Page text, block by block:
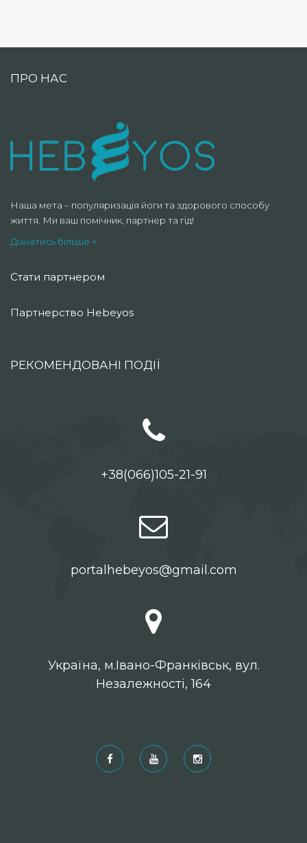
ПРО НАС
Наша мета – популяризація йоги та здорового способу
життя. Ми ваш помічник, партнер та гід!
Дізнатись більше +
Стати партнером
Партнерство Hebeyos
РЕКОМЕНДОВАНІ ПОДІЇ
+38(066)105-21-91
portalhebeyos@gmail.com
Українa, м.Івано-Франківськ, вул.
Незалежності, 164